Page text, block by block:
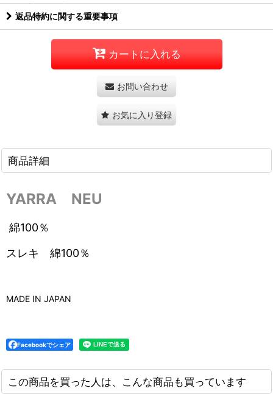
返品特約に関する重要事項
カートに入れる
お問い合わせ
お気に入り登録
商品詳細
YARRA NEU
綿100％
スレキ 綿100％
MADE IN JAPAN
Facebookでシェア
この商品を買った人は、こんな商品も買っています